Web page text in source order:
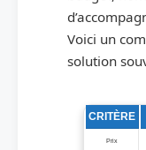
Voici un
solution
CRITÈRE
Prix